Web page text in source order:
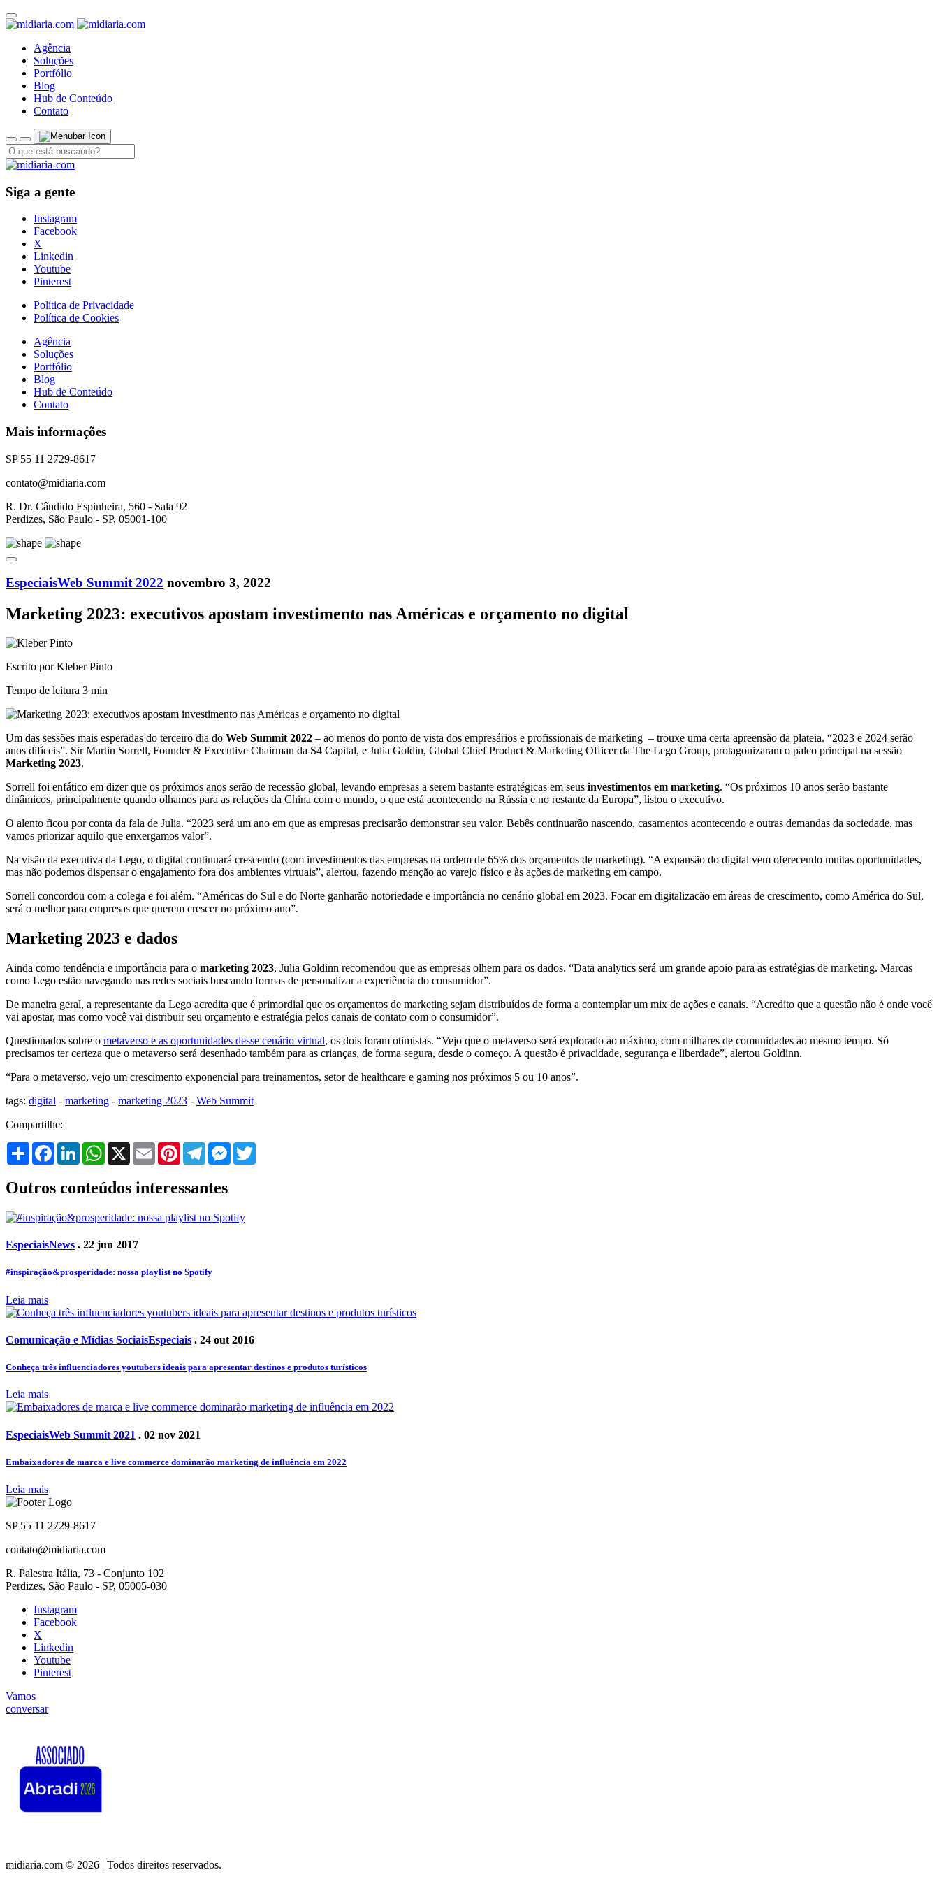
Agência
Soluções
Portfólio
Blog
Hub de Conteúdo
Contato
Siga a gente
Instagram
Facebook
X
Linkedin
Youtube
Pinterest
Política de Privacidade
Política de Cookies
Agência
Soluções
Portfólio
Blog
Hub de Conteúdo
Contato
Mais informações
SP 55 11 2729-8617
contato@midiaria.com
R. Dr. Cândido Espinheira, 560 - Sala 92
Perdizes, São Paulo - SP, 05001-100
EspeciaisWeb Summit 2022 novembro 3, 2022
Marketing 2023: executivos apostam investimento nas Américas e orçamento no digital
Escrito por Kleber Pinto
Tempo de leitura 3 min
Um das sessões mais esperadas do terceiro dia do Web Summit 2022 – ao menos do ponto de vista dos empresários e profissionais de marketing – trouxe uma certa apreensão da plateia. “2023 e 2024 serão
anos difíceis”. Sir Martin Sorrell, Founder & Executive Chairman da S4 Capital, e Julia Goldin, Global Chief Product & Marketing Officer da The Lego Group, protagonizaram o palco principal na sessão
Marketing 2023.
Sorrell foi enfático em dizer que os próximos anos serão de recessão global, levando empresas a serem bastante estratégicas em seus investimentos em marketing. “Os próximos 10 anos serão bastante
dinâmicos, principalmente quando olhamos para as relações da China com o mundo, o que está acontecendo na Rússia e no restante da Europa”, listou o executivo.
O alento ficou por conta da fala de Julia. “2023 será um ano em que as empresas precisarão demonstrar seu valor. Bebês continuarão nascendo, casamentos acontecendo e outras demandas da sociedade, mas
vamos priorizar aquilo que enxergamos valor”.
Na visão da executiva da Lego, o digital continuará crescendo (com investimentos das empresas na ordem de 65% dos orçamentos de marketing). “A expansão do digital vem oferecendo muitas oportunidades,
mas não podemos dispensar o engajamento fora dos ambientes virtuais”, alertou, fazendo menção ao varejo físico e às ações de marketing em campo.
Sorrell concordou com a colega e foi além. “Américas do Sul e do Norte ganharão notoriedade e importância no cenário global em 2023. Focar em digitalizacão em áreas de crescimento, como América do Sul,
será o melhor para empresas que querem crescer no próximo ano”.
Marketing 2023 e dados
Ainda como tendência e importância para o marketing 2023, Julia Goldinn recomendou que as empresas olhem para os dados. “Data analytics será um grande apoio para as estratégias de marketing. Marcas
como Lego estão navegando nas redes sociais buscando formas de personalizar a experiência do consumidor”.
De maneira geral, a representante da Lego acredita que é primordial que os orçamentos de marketing sejam distribuídos de forma a contemplar um mix de ações e canais. “Acredito que a questão não é onde você
vai apostar, mas como você vai distribuir seu orçamento e estratégia pelos canais de contato com o consumidor”.
Questionados sobre o metaverso e as oportunidades desse cenário virtual, os dois foram otimistas. “Vejo que o metaverso será explorado ao máximo, com milhares de comunidades ao mesmo tempo. Só
precisamos ter certeza que o metaverso será desenhado também para as crianças, de forma segura, desde o começo. A questão é privacidade, segurança e liberdade”, alertou Goldinn.
“Para o metaverso, vejo um crescimento exponencial para treinamentos, setor de healthcare e gaming nos próximos 5 ou 10 anos”.
tags: digital - marketing - marketing 2023 - Web Summit
Compartilhe:
Share FacebookLinkedInWhatsApp
X Email PinterestTelegramMessenger
Outros conteúdos interessantes
EspeciaisNews . 22 jun 2017
#inspiração&prosperidade: nossa playlist no Spotify
Leia mais
Comunicação e Mídias SociaisEspeciais . 24 out 2016
Conheça três influenciadores youtubers ideais para apresentar destinos e produtos turísticos
Leia mais
EspeciaisWeb Summit 2021 . 02 nov 2021
Embaixadores de marca e live commerce dominarão marketing de influência em 2022
Leia mais
SP 55 11 2729-8617
contato@midiaria.com
R. Palestra Itália, 73 - Conjunto 102
Perdizes, São Paulo - SP, 05005-030
Instagram
Facebook
X
Linkedin
Youtube
Pinterest
Vamos
conversar
midiaria.com © 2026 | Todos direitos reservados.